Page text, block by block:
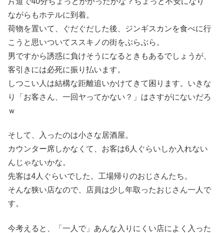
ながらもホテルに到着。
荷物を置いて、ぐだぐだした後、ジンギスカンを食べに行
こうと思いついてススキノの街をぶらぶら。
男ですから誘惑に負けそうになるときもあるでしょうが、
客引きには必死に振り払います。
しつこい人は結構な距離追いかけてきて困ります。いきな
り「お客さん、一回ヤってかない？」はさすがにないだろ
ｗ
そして、入ったのは小さな居酒屋。
カウンター席しかなくて、お客は6人ぐらいしか入れない
んじゃないかな。
先客は4人ぐらいでした。工場帰りのおじさんたち。
そんな狭い店なので、店員は少し年取ったおじさん一人で
す。
今考えると、「一人で」あんな入りにくい店によく入った